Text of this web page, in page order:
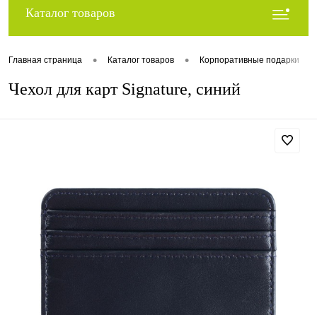
Каталог товаров
Главная страница • Каталог товаров • Корпоративные подарки
Чехол для карт Signature, синий